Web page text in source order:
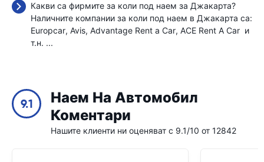
Какви са фирмите за коли под наем за Джакарта?
Наличните компании за коли под наем в Джакарта са:
Europcar Avis Advantage Rent a Car ACE Rent A Car и
т.н. ...
9.1
Наем На Автомобил
Коментари
Нашите клиенти ни оценяват с 9.1/10 от 12842